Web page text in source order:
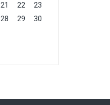
21 22
23
28 29
30